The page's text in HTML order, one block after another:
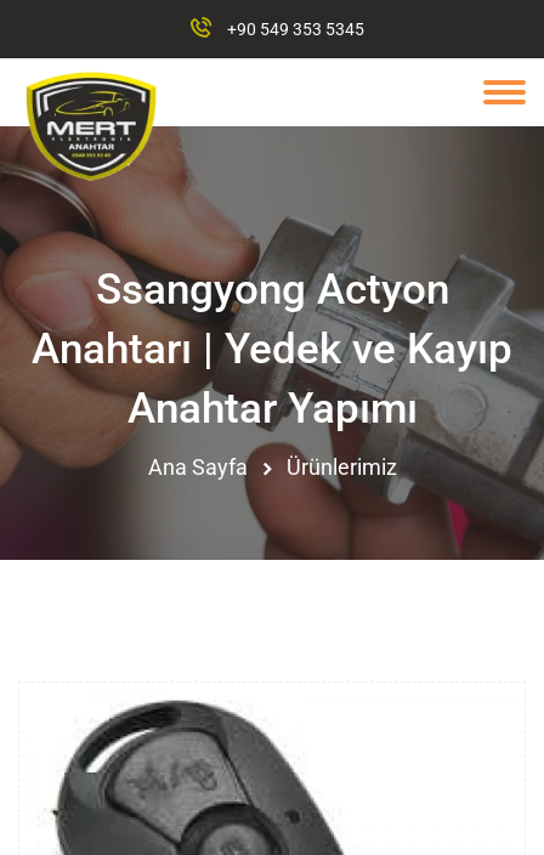
+90 549 353 5345
Ssangyong Actyon
Anahtarı | Yedek ve Kayıp
Anahtar Yapımı
Ana Sayfa Ürünlerimiz